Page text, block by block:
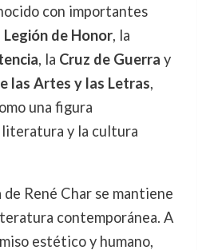
con importantes
Legión de Honor, la
, la Cruz de Guerra y
las Artes y las Letras,
una figura
y la cultura
René Char se mantiene
contemporánea. A
estético y humano,